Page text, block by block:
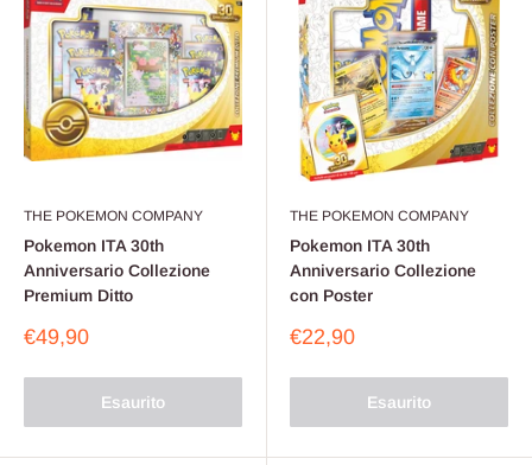
THE POKEMON COMPANY
Pokemon ITA 30th
Anniversario Collezione
Premium Ditto
Prezzo
€49,90
Esaurito
THE POKEMON COMPANY
Pokemon ITA 30th
Anniversario Collezione
con Poster
Prezzo
€22,90
Esaurito